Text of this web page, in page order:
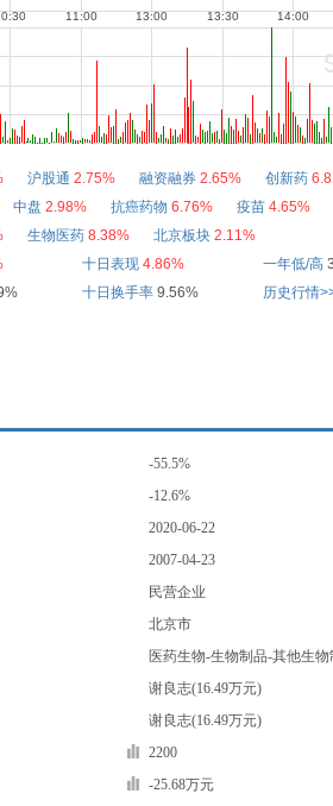
沪股通 2.75% 融资融券 2.65% 创新药
中盘 2.98% 抗癌药物 6.76% 疫苗 4.65%
生物医药 8.38% 北京板块 2.11%
十日表现 4.86% 一年低/高
十日换手率9.56% 历史行情
-55.5%
-12.6%
2020-06-22
2007-04-23
民营企业
北京市
医药生物-生物制品-其他生物
谢良志(16.49万元)
谢良志(16.49万元)
2200
-25.68万元